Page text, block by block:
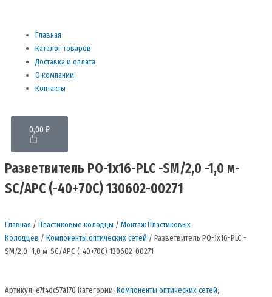
Главная
Каталог товаров
Доставка и оплата
О компании
Контакты
0,00 ₽
Cart
Разветвитель РО-1х16-PLC -SM/2,0 -1,0 м-
SC/APC (-40+70С) 130602-00271
Главная / Пластиковые колодцы / Монтаж Пластиковых
Колодцев / Компоненты оптических сетей / Разветвитель РО-1х16-PLC -
SM/2,0 -1,0 м-SC/APC (-40+70С) 130602-00271
Артикул: e7f4dc57a170 Категории: Компоненты оптических сетей,